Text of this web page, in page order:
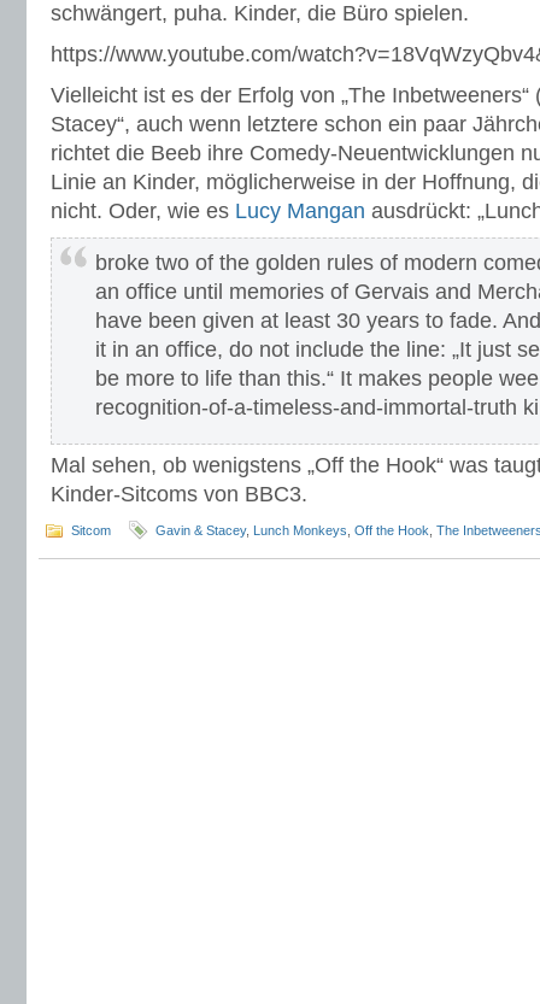
schwängert, puha. Kinder, die Büro spielen.
https://www.youtube.com/
Vielleicht ist es der Erfolg von „The Inbetweeners“
Stacey“, auch wenn letztere schon ein paar
richtet die Beeb ihre Comedy-Neuentwicklungen
Linie an Kinder, möglicherweise in der Hoffnung,
nicht. Oder, wie es Lucy Mangan ausdrückt:
broke two of the golden rules of modern
an office until memories of Gervais and
have been given at least 30 years to fade.
it in an office, do not include the line: „It just
be more to life than this.“ It makes people
recognition-of-a-timeless-and-immortal-truth
Mal sehen, ob wenigstens „Off the Hook“ was
Kinder-Sitcoms von BBC3.
Sitcom Gavin & Stacey, Lunch Monkeys Off the Hook The